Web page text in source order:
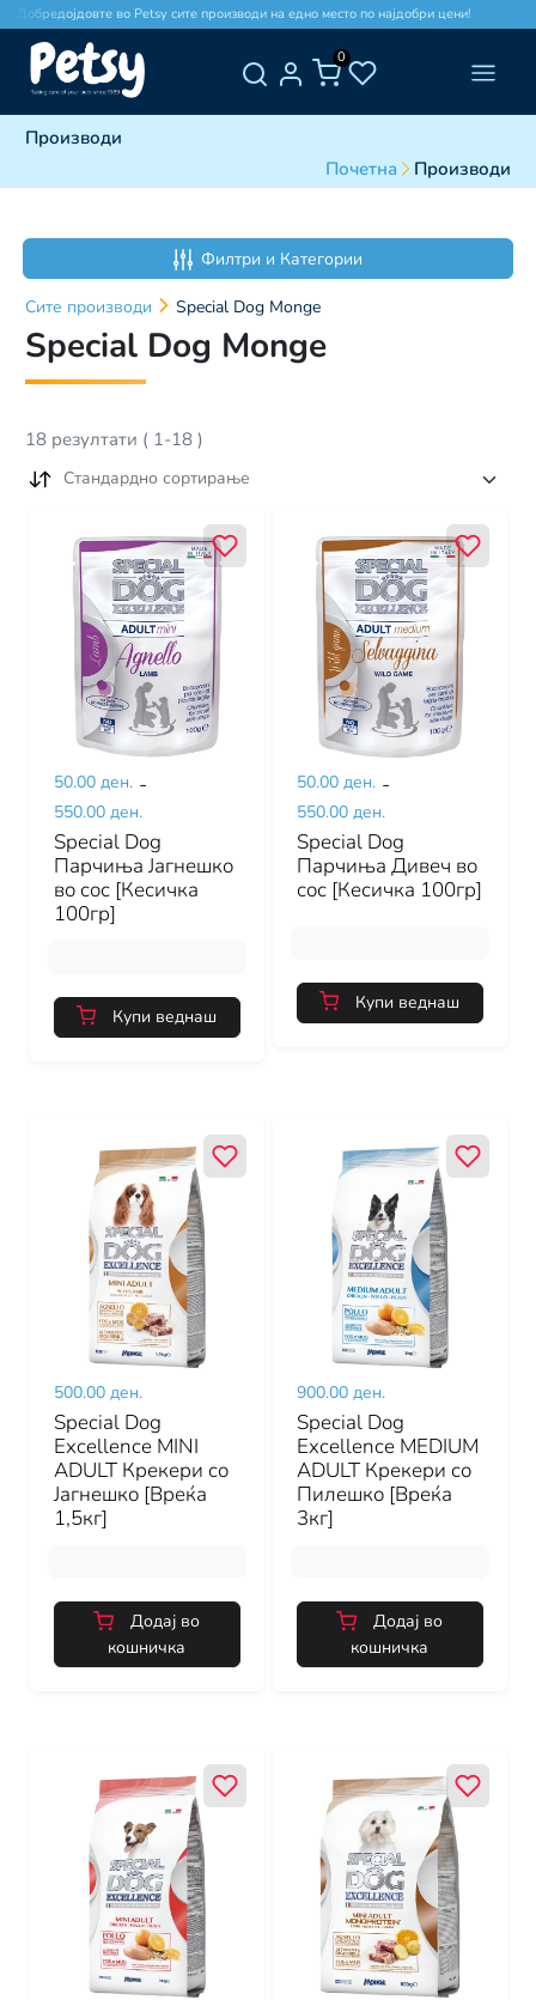
во Petsy сите производи на едно место по најдобри цени!
0
Производи
Почетна
Производи
Филтри и Категории
Сите производи Special Dog Monge
Special Dog Monge
18 резултати ( 1-18 )
Стандардно сортирање
50.00 ден. -
550.00 ден.
Special Dog
Парчиња Јагнешко
во сос [Кесичка
100гр]
Купи веднаш
50.00 ден. -
550.00 ден.
Special Dog
Парчиња Дивеч во
сос [Кесичка 100гр]
Купи веднаш
500.00 ден.
Special Dog
Excellence MINI
ADULT Крекери со
Јагнешко [Вреќа
1,5кг]
Додај во
кошничка
900.00 ден.
Special Dog
Excellence MEDIUM
ADULT Крекери со
Пилешко [Вреќа
3кг]
Додај во
кошничка